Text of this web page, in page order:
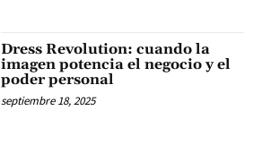
Dress Revolution: cuando la
imagen potencia el negocio y el
poder personal
septiembre 18, 2025